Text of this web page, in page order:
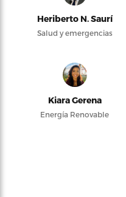
Heriberto N. Saurí
Salud y emergencias
Kiara Gerena
Energía Renovable